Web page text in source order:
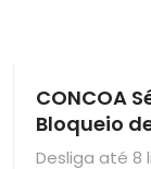
CONCOA
Bloqueio
Desliga até 8